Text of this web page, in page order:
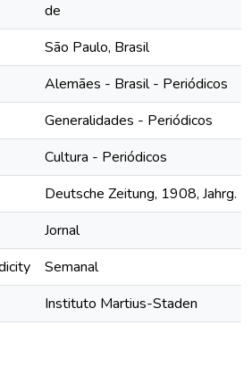
de
São Paulo, Brasil
Alemães - Brasil - Periódicos
Generalidades - Periódicos
Cultura - Periódicos
Deutsche Zeitung, 1908, Jahrg.
Jornal
Semanal
Instituto Martius-Staden